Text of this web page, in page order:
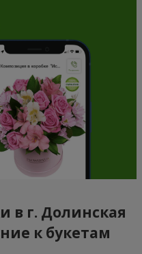
г. Долинская
к букетам